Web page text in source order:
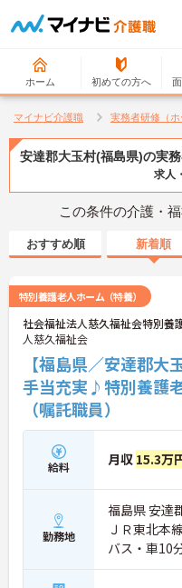
ホーム 初めての方へ
マイナビ介護職 実務者研修（ホ
安達郡大玉村(福島県)の実
求人
この条件の介護・
おすすめ順 新着順
特別養護老人ホーム（特養）
社会福祉法人慈久福祉会特別養
人慈久福祉会
【福島県／安達郡
手当充実♪特別養護
（嘱託職員）
給料 月収 15.3万
勤務地
福島県 安達
ＪＲ東北本
バス・車10